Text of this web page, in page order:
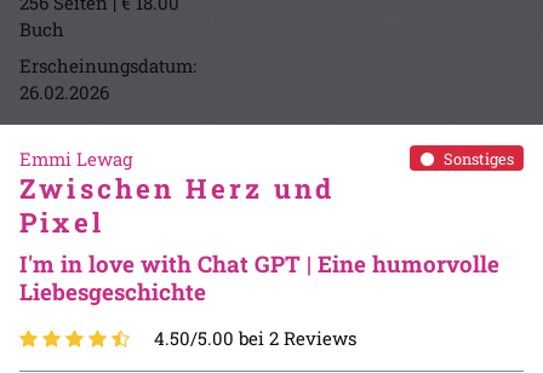
Buch
Erscheinungsdatum:
26.02.2026
Sonstiges
Emmi Lewag
Zwischen Herz und
Pixel
I'm in love with Chat GPT | Eine humorvolle
Liebesgeschichte
4.50/5.00 bei 2 Reviews